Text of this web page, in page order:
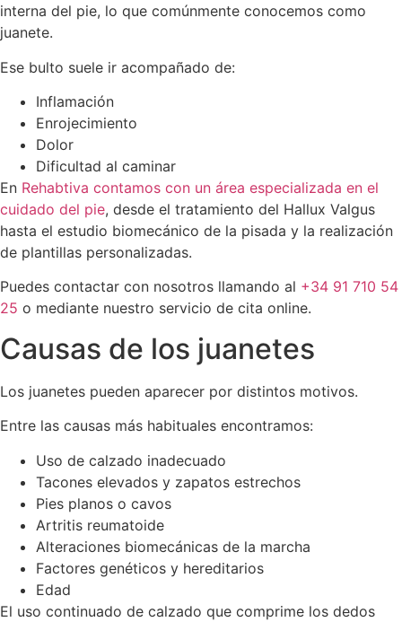
interna del pie, lo que comúnmente conocemos como
juanete.
Ese bulto suele ir acompañado de:
Inflamación
Enrojecimiento
Dolor
Dificultad al caminar
En Rehabtiva contamos con un área especializada en el
cuidado del pie, desde el tratamiento del Hallux Valgus
hasta el estudio biomecánico de la pisada y la realización
de plantillas personalizadas.
Puedes contactar con nosotros llamando al +34 91 710 54
25 o mediante nuestro servicio de cita online.
Causas de los juanetes
Los juanetes pueden aparecer por distintos motivos.
Entre las causas más habituales encontramos:
Uso de calzado inadecuado
Tacones elevados y zapatos estrechos
Pies planos o cavos
Artritis reumatoide
Alteraciones biomecánicas de la marcha
Factores genéticos y hereditarios
Edad
El uso continuado de calzado que comprime los dedos